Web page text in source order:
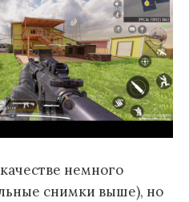
немного
снимки выше), но